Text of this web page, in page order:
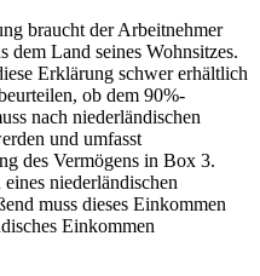
braucht der Arbeitnehmer
dem Land seines Wohnsitzes.
Erklärung schwer erhältlich
ob dem 90%-
nach niederländischen
und umfasst
des Vermögens in Box 3.
niederländischen
muss dieses Einkommen
Einkommen